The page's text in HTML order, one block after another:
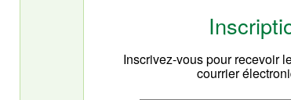
Inscrivez-vous pour recevoir
courrier